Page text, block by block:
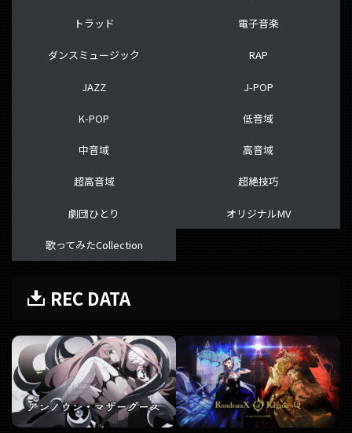
トラッド
ダンスミュージック
JAZZ
K-POP
中音域
超高音域
劇団ひとり
歌ってみたCollection
電子音楽
RAP
J-POP
低音域
高音域
超絶技巧
オリジナルMV
REC DATA